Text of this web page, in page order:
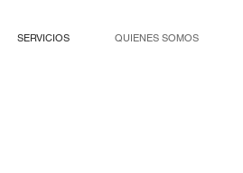
SERVICIOS QUIENES SOMOS